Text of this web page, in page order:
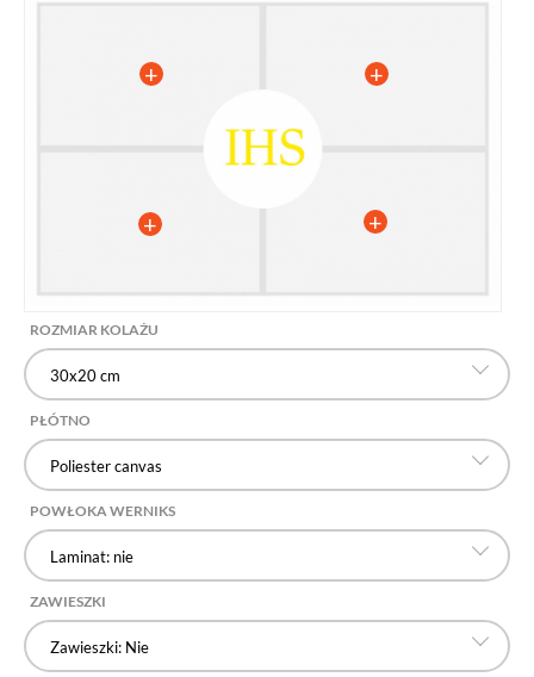
ROZMIAR KOLAŻU
30x20 cm
PŁÓTNO
Poliester canvas
POWŁOKA WERNIKS
Laminat: nie
ZAWIESZKI
Zawieszki: Nie